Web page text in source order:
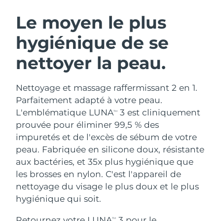
Le moyen le plus
hygiénique de se
nettoyer la peau.
Nettoyage et massage raffermissant 2 en 1.
Parfaitement adapté à votre peau.
L'emblématique LUNATM
3 est cliniquement
prouvée pour éliminer 99,5 % des
impuretés et de l'excès de sébum de votre
peau. Fabriquée en silicone doux, résistante
aux bactéries, et 35x plus hygiénique que
les brosses en nylon. C'est l'appareil de
nettoyage du visage le plus doux et le plus
hygiénique qui soit.
TM
Nettoyage du visage
Anti-aging massage
LUNA™ 4 Plus
Massage, LED heating
LUNA™ 4 Men
For men, anti-aging massage
Lifting
Microcurrent toning
BEAR™ 2 go
Microcurrent toning on-the-go
BEAR™ 2 eyes & lips
Microcurrent line smoothing device
Hydratation
UFO™ 3 coffret
Deep facial hydration
UFO™ 3 LED
Near-infrared and red light therapy
device
Soin bucco-dentaire
issa™ 4
Hybrid silicone sonic toothbrush
issa™ 4 plus
Smart hybrid silicone sonic toothbrush
FAQ™ TRAITEMENT ANTI-ÂGE
Anti-âge
NEW
Autriche Livraison estimée
Bahreïn Livraison estimée
Belgique Livraison estimée
Bermudes Livraison estimée15/8/26
Bosnie-Herzégovine Livraison estimée 12/8/26
Brunei Livraison estimée
Bulgarie Livraison estimée9/8/26
Canada Livraison estimée
Chili